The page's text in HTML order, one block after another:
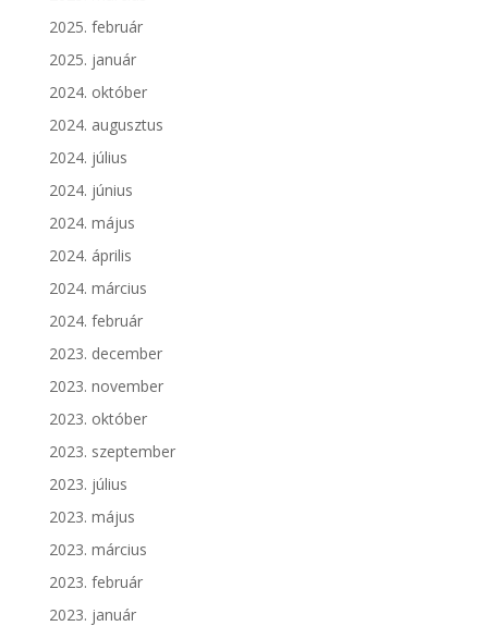
2025. február
2025. január
2024. október
2024. augusztus
2024. július
2024. június
2024. május
2024. április
2024. március
2024. február
2023. december
2023. november
2023. október
2023. szeptember
2023. július
2023. május
2023. március
2023. február
2023. január